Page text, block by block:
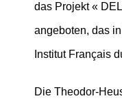
das Projekt «
angeboten, das
Institut Français
Die Theodor-